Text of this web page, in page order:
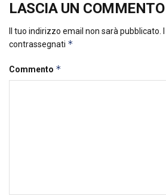
LASCIA UN COMMENTO
Il tuo indirizzo email non sarà pubblicato.
contrassegnati *
Commento *